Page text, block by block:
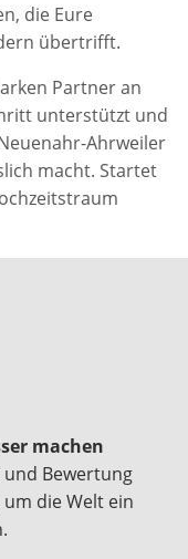
die Eure
übertrifft.
Partner an
unterstützt und
Ahrweiler
macht. Startet
machen
Bewertung
die Welt ein